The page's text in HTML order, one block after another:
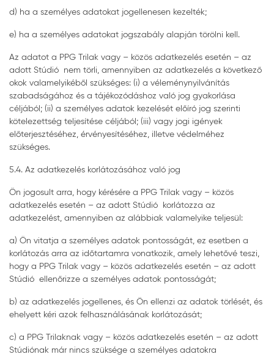
d) ha a személyes adatokat jogellenesen kezelték;
e) ha a személyes adatokat jogszabály alapján törölni kell.
Az adatot a PPG Trilak vagy – közös adatkezelés esetén – az
adott Stúdió nem törli, amennyiben az adatkezelés a következő
okok valamelyikéből szükséges: (i) a véleménynyilvánítás
szabadságához és a tájékozódáshoz való jog gyakorlása
céljából; (ii) a személyes adatok kezelését előíró jog szerinti
kötelezettség teljesítése céljából; (iii) vagy jogi igények
előterjesztéséhez, érvényesítéséhez, illetve védelméhez
szükséges.
5.4. Az adatkezelés korlátozásához való jog
Ön jogosult arra, hogy kérésére a PPG Trilak vagy – közös
adatkezelés esetén – az adott Stúdió korlátozza az
adatkezelést, amennyiben az alábbiak valamelyike teljesül:
a) Ön vitatja a személyes adatok pontosságát, ez esetben a
korlátozás arra az időtartamra vonatkozik, amely lehetővé teszi,
hogy a PPG Trilak vagy – közös adatkezelés esetén – az adott
Stúdió ellenőrizze a személyes adatok pontosságát;
b) az adatkezelés jogellenes, és Ön ellenzi az adatok törlését, és
ehelyett kéri azok felhasználásának korlátozását;
c) a PPG Trilaknak vagy – közös adatkezelés esetén – az adott
Stúdiónak már nincs szüksége a személyes adatokra